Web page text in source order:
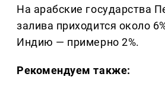
На арабские государства
залива приходится около
Индию — примерно 2%.
Рекомендуем также: